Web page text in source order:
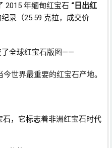
2015 年缅甸红宝石 “日出红
录（25.59 克拉，成交价
了全球红宝石版图——
世界最重要的红宝石产地。
石，它标志着非洲红宝石时代